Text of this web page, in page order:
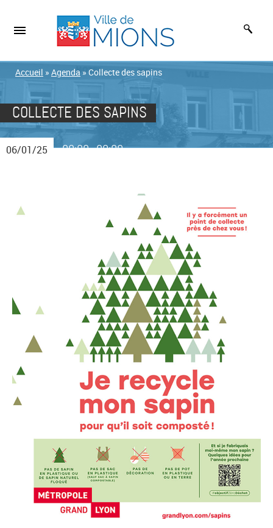
Accueil » Agenda » Collecte des sapins
COLLECTE DES SAPINS
06/01/25 00:00-00:00